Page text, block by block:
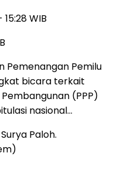
WIB
Pemenangan Pemilu
bicara terkait
(PPP)
nasional…